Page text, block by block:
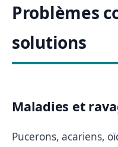
Problèmes
solutions
Maladies et
Pucerons, acariens,